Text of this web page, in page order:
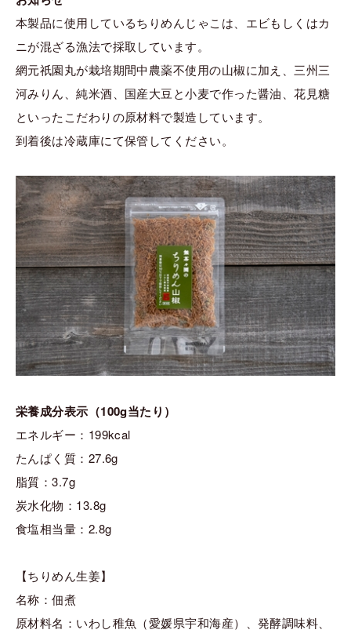
本製品に使用しているちりめんじゃこは、エビもしくはカ
ニが混ざる漁法で採取しています。
網元祇園丸が栽培期間中農薬不使用の山椒に加え、三州三
河みりん、純米酒、国産大豆と小麦で作った醤油、花見糖
といったこだわりの原材料で製造しています。
到着後は冷蔵庫にて保管してください。
栄養成分表示（100g当たり）
エネルギー：199kcal
たんぱく質：27.6g
脂質：3.7g
炭水化物：13.8g
食塩相当量：2.8g
【ちりめん生姜】
名称：佃煮
原材料名：いわし稚魚（愛媛県宇和海産）、発酵調味料、